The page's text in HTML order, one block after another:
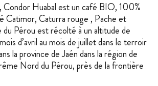
Condor Huabal est un café BIO, 100%
Catimor, Caturra rouge , Pache et
Pérou est récolté à un altitude de
d’avril au mois de juillet dans le terroir
la province de Jaén dans la région de
Nord du Pérou, près de la frontière